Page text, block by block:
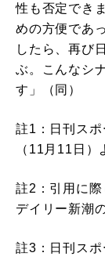
性も否定でき
めの方便であ
したら、再び
ぶ。こんなシ
す」（同）
註1：日刊スポ
（11月11日）
註2：引用に際
デイリー新潮
註3：日刊ス